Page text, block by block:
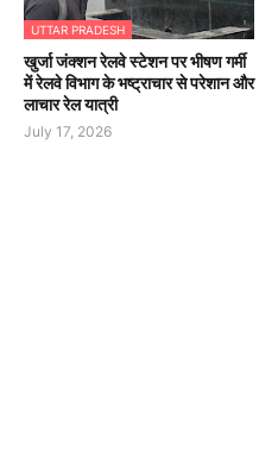
UTTAR PRADESH
खुर्जा जंक्शन रेलवे स्टेशन पर भीषण गर्मी
में रेलवे विभाग के भष्ट्राचार से परेशान और
लाचार रेल यात्री
July 17, 2026